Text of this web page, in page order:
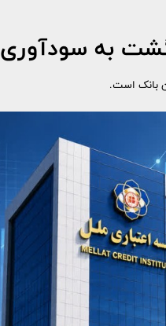
به سودآوری